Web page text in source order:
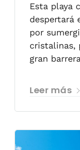
Esta playa
despertará
por
cristalinas,
gran
Leer más